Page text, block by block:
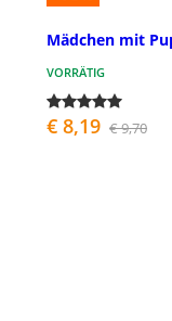
Mädchen mit
VORRÄTIG
€ 8,19 € 9,70